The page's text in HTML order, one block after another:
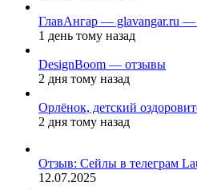
ГлавАнгар — glavangar.ru
1 день тому назад
DesignBoom — отзывы
2 дня тому назад
Орлёнок, детский
2 дня тому назад
Отзыв: Сейлы в телеграм
12.07.2025